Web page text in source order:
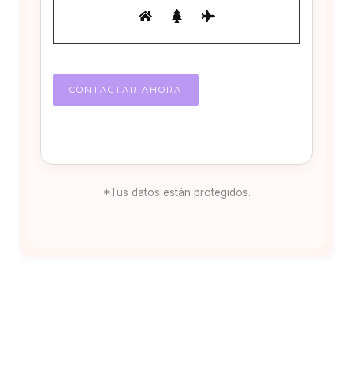
*Tus datos están protegidos.